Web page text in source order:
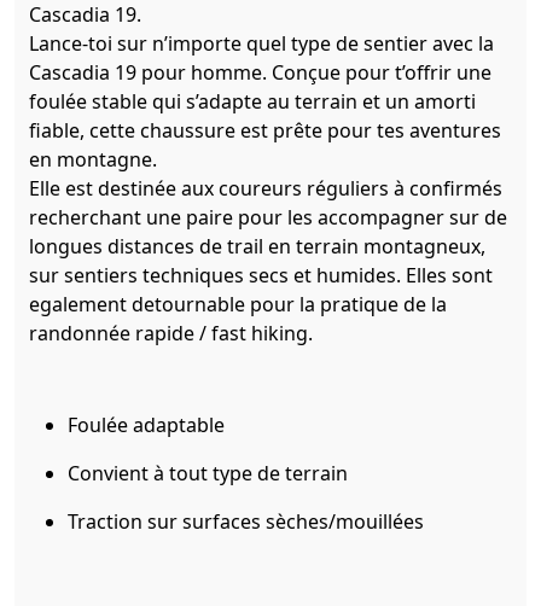
Cascadia 19.
Lance-toi sur n’importe quel type de sentier avec la
Cascadia 19 pour homme. Conçue pour t’offrir une
foulée stable qui s’adapte au terrain et un amorti
fiable, cette chaussure est prête pour tes aventures
en montagne.
Elle est destinée aux coureurs réguliers à confirmés
recherchant une paire pour les accompagner sur de
longues distances de trail en terrain montagneux,
sur sentiers techniques secs et humides. Elles sont
egalement detournable pour la pratique de la
randonnée rapide / fast hiking.
Foulée adaptable
Convient à tout type de terrain
Traction sur surfaces sèches/mouillées